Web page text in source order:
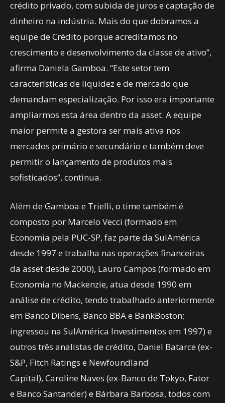
crédito privado, com subida de juros e captação de
dinheiro na indústria. Mais do que dobramos a
equipe de Crédito porque acreditamos no
crescimento e desenvolvimento da classe de ativo”,
afirma Daniela Gamboa. “Este setor tem
características de liquidez e de mercado que
demandam especialização. Por isso era importante
ampliarmos esta área dentro da asset. A equipe
maior permite a gestora ser mais ativa nos
mercados primário e secundário e também deve
permitir o lançamento de produtos mais
sofisticados”, continua.
Além de Gamboa e Trielli, o time também é
composto por Marcelo Vecci (formado em
Economia pela PUC-SP, faz parte da SulAmérica
desde 1997 e trabalha nas operações financeiras
da asset desde 2000), Lauro Campos (formado em
Economia no Mackenzie, atua desde 1990 em
análise de crédito, tendo trabalhado anteriormente
em Banco Dibens, Banco BBA e BankBoston;
ingressou na SulAmérica Investimentos em 1997) e
outros três analistas de crédito, Daniel Batarce (ex-
S&P, Fitch Ratings e Newfoundland
Capital), Caroline Naves (ex-Banco de Tokyo, Fator
e Banco Santander) e Bárbara Barbosa, todos com